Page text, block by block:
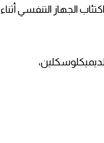
الجهاز التنفسي أثناء